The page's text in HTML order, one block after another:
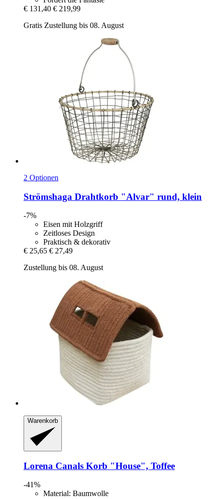
€ 131,40 € 219,99
Gratis Zustellung bis 08. August
2 Optionen
Strömshaga Drahtkorb "Alvar" rund, klein
-7%
Eisen mit Holzgriff
Zeitloses Design
Praktisch & dekorativ
€ 25,65 € 27,49
Zustellung bis 08. August
Warenkorb
Lorena Canals Korb "House", Toffee
-41%
Material: Baumwolle